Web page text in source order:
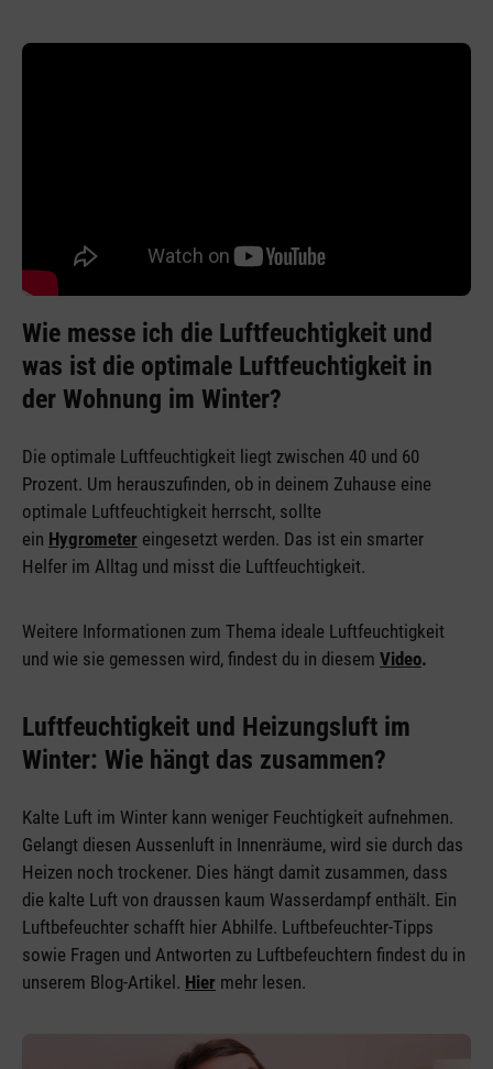
Wie messe ich die Luftfeuchtigkeit und
was ist die optimale Luftfeuchtigkeit in
der Wohnung im Winter?
Die optimale Luftfeuchtigkeit liegt zwischen 40 und 60
Prozent. Um herauszufinden, ob in deinem Zuhause eine
optimale Luftfeuchtigkeit herrscht, sollte
ein Hygrometer eingesetzt werden. Das ist ein smarter
Helfer im Alltag und misst die Luftfeuchtigkeit.
Weitere Informationen zum Thema ideale Luftfeuchtigkeit
und wie sie gemessen wird, findest du in diesem Video.
Luftfeuchtigkeit und Heizungsluft im
Winter: Wie hängt das zusammen?
Kalte Luft im Winter kann weniger Feuchtigkeit aufnehmen.
Gelangt diesen Aussenluft in Innenräume, wird sie durch das
Heizen noch trockener. Dies hängt damit zusammen, dass
die kalte Luft von draussen kaum Wasserdampf enthält. Ein
Luftbefeuchter schafft hier Abhilfe. Luftbefeuchter-Tipps
sowie Fragen und Antworten zu Luftbefeuchtern findest du in
unserem Blog-Artikel. Hier mehr lesen.